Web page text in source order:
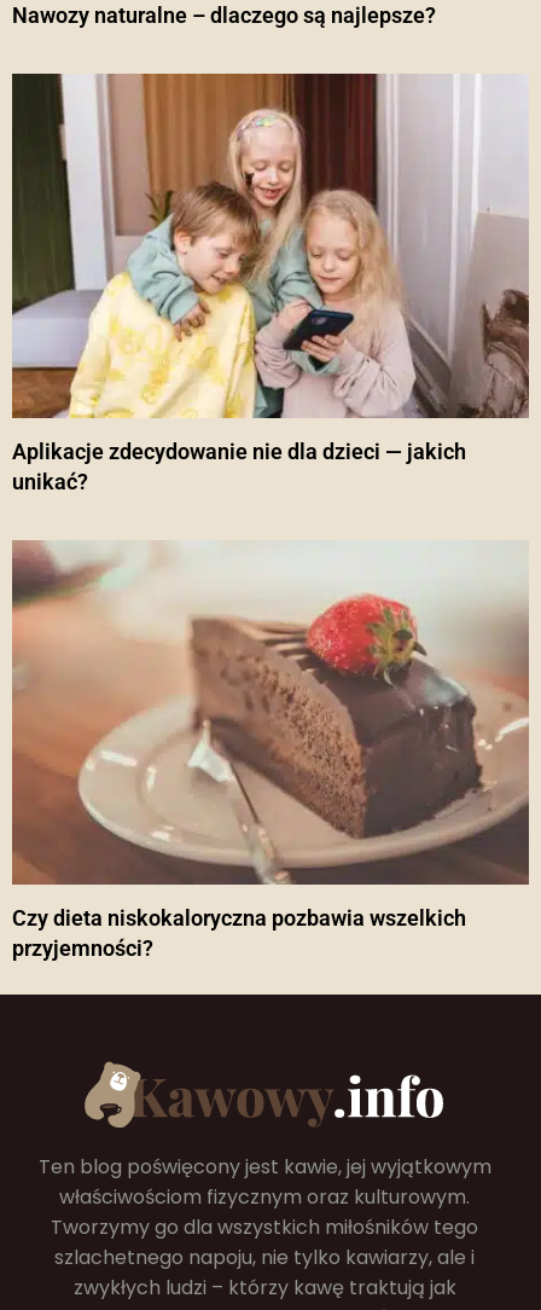
Nawozy naturalne – dlaczego są najlepsze?
Aplikacje zdecydowanie nie dla dzieci — jakich
unikać?
Czy dieta niskokaloryczna pozbawia wszelkich
przyjemności?
Ten blog poświęcony jest kawie, jej wyjątkowym
właściwościom fizycznym oraz kulturowym.
Tworzymy go dla wszystkich miłośników tego
szlachetnego napoju, nie tylko kawiarzy, ale i
zwykłych ludzi – którzy kawę traktują jak